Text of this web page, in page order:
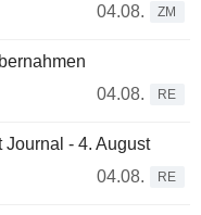
04.08.
ZM
04.08.
RE
- 4. August
04.08.
RE